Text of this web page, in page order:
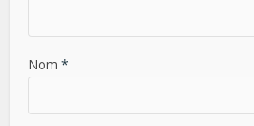
Nom*